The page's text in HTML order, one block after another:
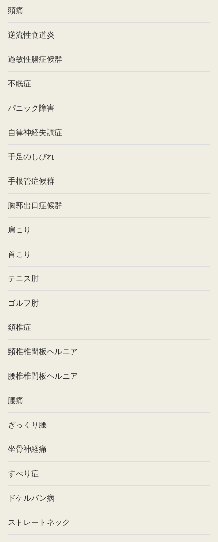
頭痛
逆流性食道炎
過敏性腸症候群
不眠症
パニック障害
自律神経失調症
手足のしびれ
手根管症候群
胸郭出口症候群
肩こり
首こり
テニス肘
ゴルフ肘
頚椎症
頸椎椎間板ヘルニア
腰椎椎間板ヘルニア
腰痛
ぎっくり腰
坐骨神経痛
すべり症
ドケルバン病
ストレートネック